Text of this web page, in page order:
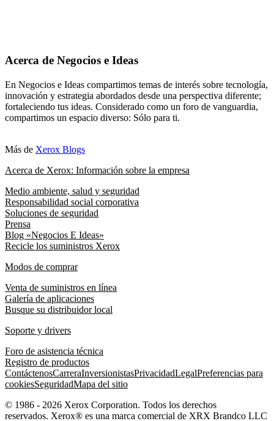
Acerca de Negocios e Ideas
En Negocios e Ideas compartimos temas de interés sobre tecnología,
innovación y estrategia abordados desde una perspectiva diferente;
fortaleciendo tus ideas. Considerado como un foro de vanguardia,
compartimos un espacio diverso: Sólo para ti.
Más de Xerox Blogs
Acerca de Xerox: Información sobre la empresa
Medio ambiente, salud y seguridad
Responsabilidad social corporativa
Soluciones de seguridad
Prensa
Blog «Negocios E Ideas»
Recicle los suministros Xerox
Modos de comprar
Venta de suministros en línea
Galería de aplicaciones
Busque su distribuidor local
Soporte y drivers
Foro de asistencia técnica
Registro de productos
ContáctenosCarreraInversionistasPrivacidadLegalPreferencias para
cookiesSeguridadMapa del sitio
© 1986 - 2026 Xerox Corporation. Todos los derechos
reservados. Xerox® es una marca comercial de XRX Brandco LLC